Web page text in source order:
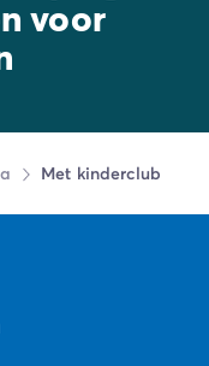
voor
Met kinderclub